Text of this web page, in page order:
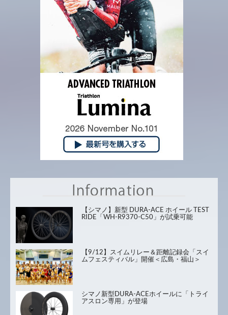
【シマノ】新型 DURA-ACE ホイール TEST
RIDE「WH-R9370-C50」が試乗可能
【9/12】スイムリレー＆距離記録会「スイ
ムフェスティバル」開催＜広島・福山＞
シマノ新型DURA-ACEホイールに「トライ
アスロン専用」が登場